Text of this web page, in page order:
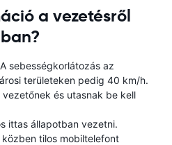
a vezetésről
A sebességkorlátozás az
területeken pedig 40 km/h.
vezetőnek és utasnak be kell
ittas állapotban vezetni.
közben tilos mobiltelefont